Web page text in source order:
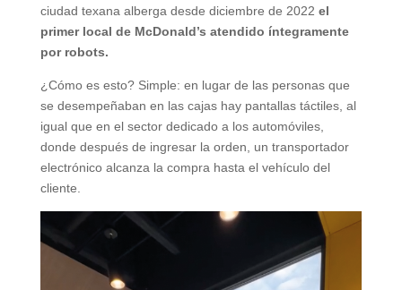
ciudad texana alberga desde diciembre de 2022 el
primer local de McDonald’s atendido íntegramente
por robots.
¿Cómo es esto? Simple: en lugar de las personas que
se desempeñaban en las cajas hay pantallas táctiles, al
igual que en el sector dedicado a los automóviles,
donde después de ingresar la orden, un transportador
electrónico alcanza la compra hasta el vehículo del
cliente.